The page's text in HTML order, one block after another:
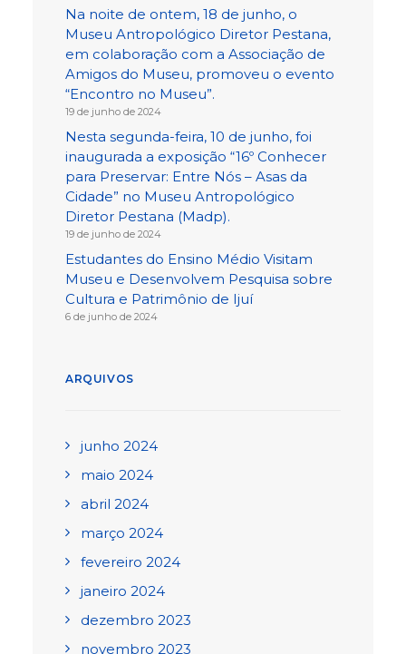
Na noite de ontem, 18 de junho, o
Museu Antropológico Diretor Pestana,
em colaboração com a Associação de
Amigos do Museu, promoveu o evento
“Encontro no Museu”.
19 de junho de 2024
Nesta segunda-feira, 10 de junho, foi
inaugurada a exposição “16º Conhecer
para Preservar: Entre Nós – Asas da
Cidade” no Museu Antropológico
Diretor Pestana (Madp).
19 de junho de 2024
Estudantes do Ensino Médio Visitam
Museu e Desenvolvem Pesquisa sobre
Cultura e Patrimônio de Ijuí
6 de junho de 2024
ARQUIVOS
junho 2024
maio 2024
abril 2024
março 2024
fevereiro 2024
janeiro 2024
dezembro 2023
novembro 2023